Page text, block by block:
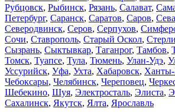
Рубцовск, Рыбинск, Рязань, Салават,
Петербург, Саранск, Саратов, Саров,
Северодвинск, Серов, Серпухов,
Сочи, Ставрополь, Старый Оскол,
Сызрань, Сыктывкар, Таганрог, Тамбов,
Томск, Туапсе, Тула, Тюмень, Улан-Удэ,
Уссурийск, Уфа, Ухта, Хабаровск,
Чебоксары, Челябинск, Череповец,
Шебекино, Шуя, Электросталь, Элиста,
Сахалинск, Якутск, Ялта, Ярославль